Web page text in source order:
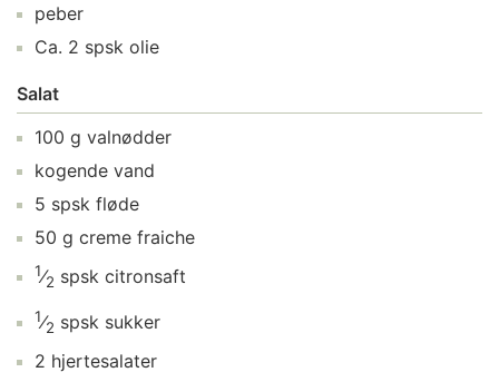
peber
Ca. 2 spsk olie
Salat
100 g valnødder
kogende vand
5 spsk fløde
50 g creme fraiche
1⁄2 spsk citronsaft
1⁄2 spsk sukker
2 hjertesalater